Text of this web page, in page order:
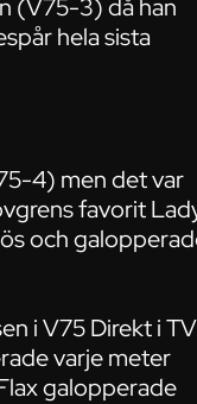
(V75-3) då han
hela sista
4) men det var
favorit
och
i V75 Direkt i
varje meter
galopperade